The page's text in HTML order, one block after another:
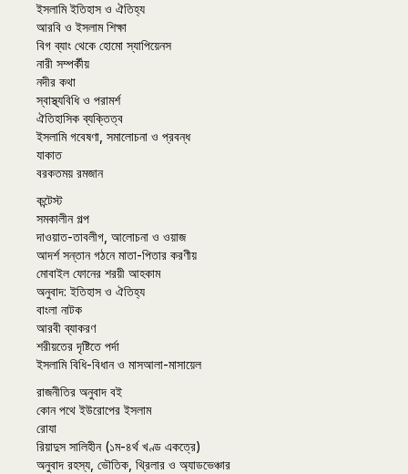
ইসলামি ইতিহাস ও ঐতিহ্য
আরবি ও ইসলাম শিক্ষা
বিগ ব্যাং থেকে হোমো স্যাপিয়েনস
নারী সম্পর্কীয়
নদীর কথা
স্বাস্থ্যবিধি ও পরামর্শ
ঐতিহাসিক ব্যক্তিত্ব
ইসলামি গবেষণা, সমালোচনা ও প্রবন্ধ
যাকাত
বরকতময় রমজান
কন্টেস্ট
সমকালীন গল্প
দাওয়াত-তাবলীগ, আলোচনা ও ওয়াজ
আদর্শ সন্তান গঠনে মাতা-পিতার করণীয়
মোবাইল ফোনের শরয়ী আহকাম
অনুবাদ: ইতিহাস ও ঐতিহ্য
বাংলা নাটক
আরবী ব্যাকরণ
শরীয়তের দৃষ্টিতে পর্দা
ইসলামি বিধি-বিধান ও মাসআলা-মাসায়েল
রাজনীতির অনুবাদ বই
কোন পথে ইউরোপের ইসলাম
রোযা
রিয়াদুস সালিহীন (১ম-৪র্থ খণ্ড একত্রে)
অনুবাদ রহস্য, ভৌতিক, থ্রিলার ও অ্যাডভেঞ্চার